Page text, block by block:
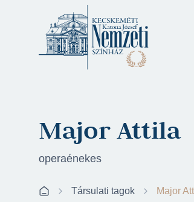
Major Attila
operaénekes
Társulati tagok Major